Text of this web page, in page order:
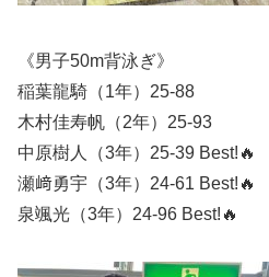
《男子50m背泳ぎ》
稲葉龍騎（1年）25-88
木村佳寿帆（2年）25-93
中原樹人（3年）25-39 Best!🔥
瀬﨑勇宇（3年）24-61 Best!🔥
泉颯光（3年）24-96 Best!🔥